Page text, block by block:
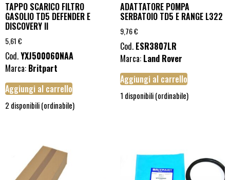
TAPPO SCARICO FILTRO
GASOLIO TD5 DEFENDER E
DISCOVERY II
5,61€
Cod.YXJ500060NAA
Marca: Britpart
Aggiungi al carrello
2 disponibili (ordinabile)
ADATTATORE POMPA
SERBATOIO TD5 E RANGE L322
9,76€
Cod. ESR3807LR
Marca: Land Rover
Aggiungi al carrello
1 disponibili (ordinabile)